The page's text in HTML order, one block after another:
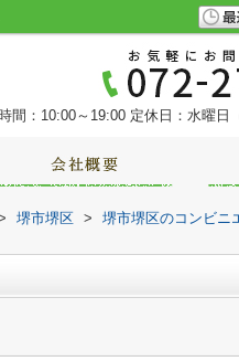
間：10:00～19:00 定休日：水曜日
堺市堺区 > 堺市堺区のコンビニ